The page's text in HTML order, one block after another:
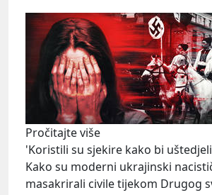
Pročitajte više
'Koristili su sjekire kako bi
Kako su moderni ukrajinski
masakrirali civile tijekom Drugog